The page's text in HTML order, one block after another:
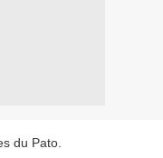
du Pato